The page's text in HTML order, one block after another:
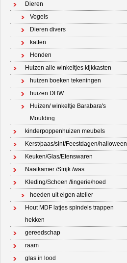
Dieren
Vogels
Dieren divers
katten
Honden
Huizen alle winkeltjes kijkkasten
huizen boeken tekeningen
huizen DHW
Huizen/ winkeltje Barabara's
Moulding
kinderpoppenhuizen meubels
Kerst/paas/sint/Feestdagen/halloween
Keuken/Glas/Etenswaren
Naaikamer /Strijk /was
Kleding/Schoen /lingerie/hoed
hoeden uit eigen atelier
Hout MDF latjes spindels trappen
hekken
gereedschap
raam
glas in lood